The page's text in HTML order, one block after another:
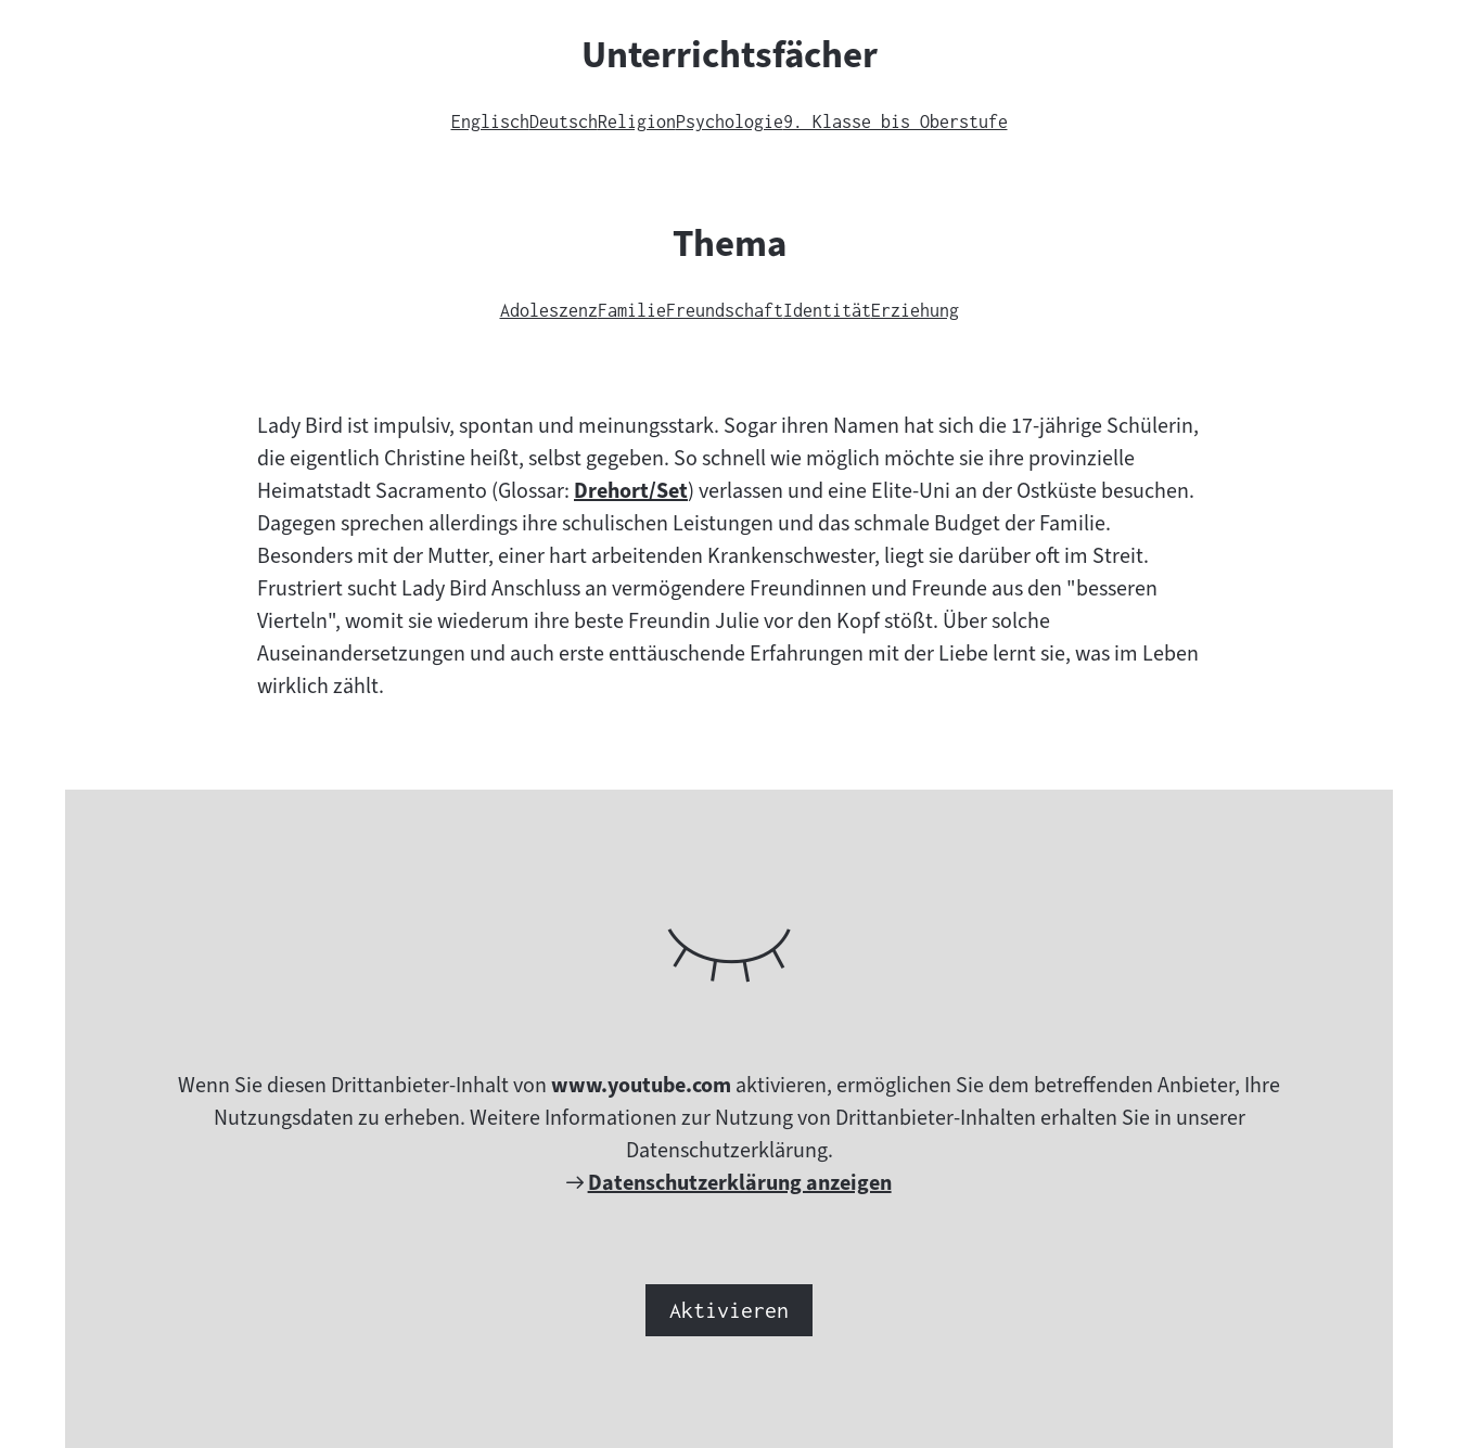
Unterrichtsfächer
EnglischDeutschReligionPsychologie9. Klasse bis Oberstufe
Thema
AdoleszenzFamilieFreundschaftIdentitätErziehung
Lady Bird ist impulsiv, spontan und meinungsstark. Sogar ihren Namen hat sich die 17-jährige Schülerin,
die eigentlich Christine heißt, selbst gegeben. So schnell wie möglich möchte sie ihre provinzielle
Heimatstadt Sacramento (Glossar:Zum
Inhalt:
Drehort/Set) verlassen und eine Elite-Uni an der Ostküste besuchen.
Dagegen sprechen allerdings ihre schulischen Leistungen und das schmale Budget der Familie.
Besonders mit der Mutter, einer hart arbeitenden Krankenschwester, liegt sie darüber oft im Streit.
Frustriert sucht Lady Bird Anschluss an vermögendere Freundinnen und Freunde aus den "besseren
Vierteln", womit sie wiederum ihre beste Freundin Julie vor den Kopf stößt. Über solche
Auseinandersetzungen und auch erste enttäuschende Erfahrungen mit der Liebe lernt sie, was im Leben
wirklich zählt.
Wenn Sie diesen Drittanbieter-Inhalt vonwww.youtube.com aktivieren, ermöglichen Sie dem betreffenden Anbieter, Ihre
Nutzungsdaten zu erheben. Weitere Informationen zur Nutzung von Drittanbieter-Inhalten erhalten Sie in unserer
Datenschutzerklärung.
Externer
Datenschutzerklärung anzeigen
Aktivieren